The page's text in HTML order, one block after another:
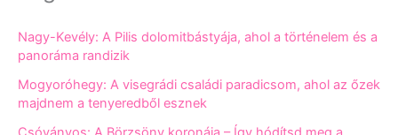
Nagy-Kevély: A Pilis dolomitbástyája, ahol a történelem és a
panoráma randizik
Mogyoróhegy: A visegrádi családi paradicsom, ahol az őzek
majdnem a tenyeredből esznek